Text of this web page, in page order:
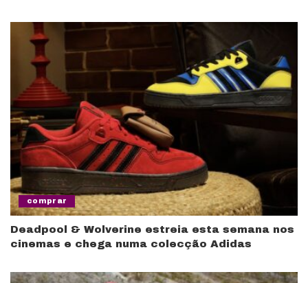
comprar
Deadpool & Wolverine estreia esta semana nos
cinemas e chega numa colecção Adidas